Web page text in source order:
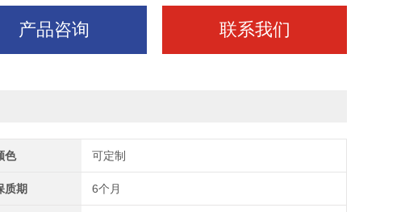
产品咨询 联系我们
色 可定制
质期 6个月